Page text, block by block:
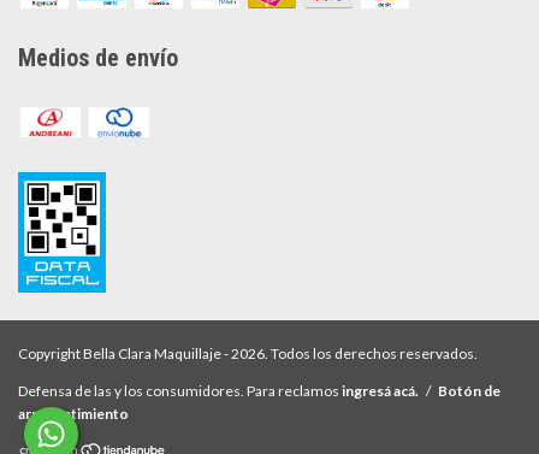
Medios de envío
Copyright Bella Clara Maquillaje - 2026. Todos los derechos reservados.
Defensa de las y los consumidores. Para reclamos ingresá acá. / Botón de
arrepentimiento